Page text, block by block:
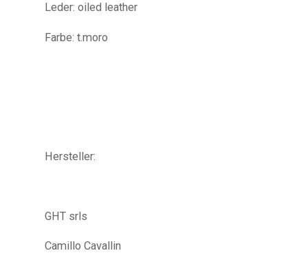
Leder: oiled leather
Farbe: t.moro
Hersteller:
GHT srls
Camillo Cavallin